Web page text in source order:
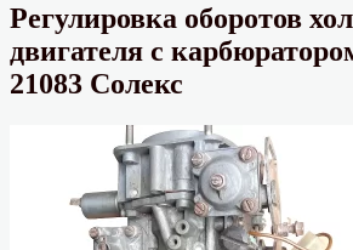
Регулировка оборотов
двигателя с
21083 Солекс